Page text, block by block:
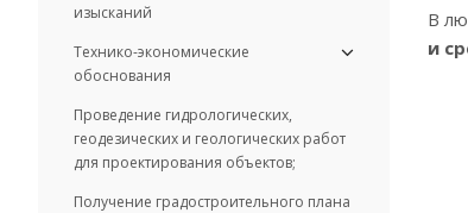
изысканий
Технико-экономические
обоснования
Проведение гидрологических,
геодезических и геологических работ
для проектирования объектов;
Получение градостроительного плана
В
и